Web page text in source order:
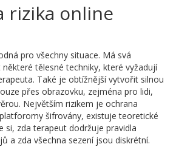
rizika online
pro všechny situace. Má svá
tělesné techniky, které vyžadují
Také je obtížnější vytvořit silnou
přes obrazovku, zejména pro lidi,
Největším rizikem je ochrana
šifrovány, existuje teoretické
si, zda terapeut dodržuje pravidla
a zda všechna sezení jsou diskrétní.